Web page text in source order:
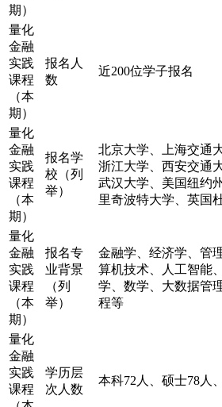
期）
量化
金融
实践
课程
（本
期）
报名人
数
近200位学子报名
量化
金融
实践
课程
（本
期）
报名学
校（列
举）
北京大学、上海交通
浙江大学、西安交通
武汉大学、美国纽约
里奇波特大学、英国
量化
金融
实践
课程
（本
期）
报名专
业背景
（列
举）
金融学、经济学、管
算机技术、人工智能
学、数学、大数据管
程等
量化
金融
实践
课程
学历层
次人数
本科72人、硕士78人